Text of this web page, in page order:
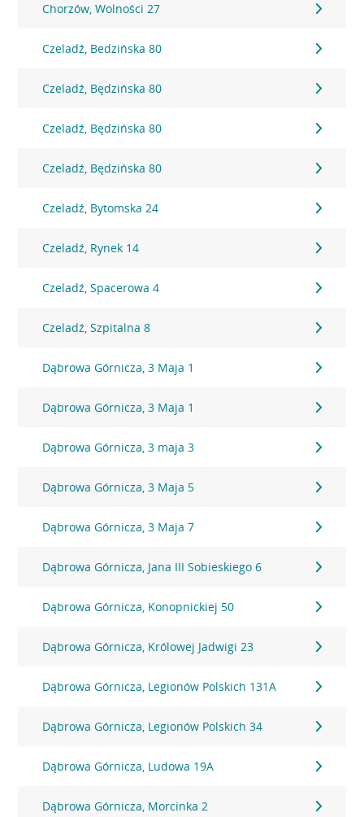
Chorzów, Wolności 27
Czeladź, Bedzińska 80
Czeladź, Będzińska 80
Czeladź, Będzińska 80
Czeladź, Będzińska 80
Czeladź, Bytomska 24
Czeladź, Rynek 14
Czeladź, Spacerowa 4
Czeladź, Szpitalna 8
Dąbrowa Górnicza, 3 Maja 1
Dąbrowa Górnicza, 3 Maja 1
Dąbrowa Górnicza, 3 maja 3
Dąbrowa Górnicza, 3 Maja 5
Dąbrowa Górnicza, 3 Maja 7
Dąbrowa Górnicza, Jana III Sobieskiego 6
Dąbrowa Górnicza, Konopnickiej 50
Dąbrowa Górnicza, Królowej Jadwigi 23
Dąbrowa Górnicza, Legionów Polskich 131A
Dąbrowa Górnicza, Legionów Polskich 34
Dąbrowa Górnicza, Ludowa 19A
Dąbrowa Górnicza, Morcinka 2